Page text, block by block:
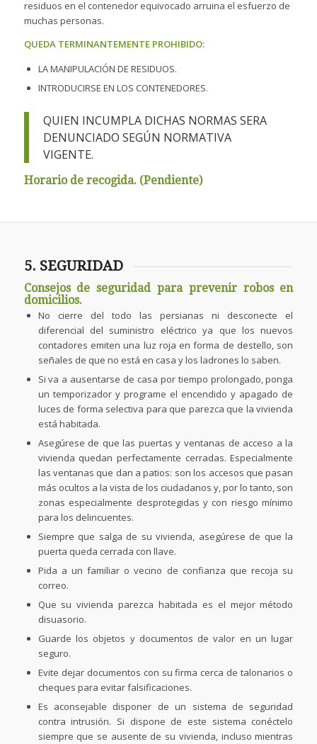
residuos en el contenedor equivocado arruina el esfuerzo de
muchas personas.
QUEDA TERMINANTEMENTE PROHIBIDO:
LA MANIPULACIÓN DE RESIDUOS.
INTRODUCIRSE EN LOS CONTENEDORES.
QUIEN INCUMPLA DICHAS NORMAS SERA
DENUNCIADO SEGÚN NORMATIVA
VIGENTE.
Horario de recogida. (Pendiente)
5. SEGURIDAD
Consejos de seguridad para prevenir robos en
domicilios.
No cierre del todo las persianas ni desconecte el
diferencial del suministro eléctrico ya que los nuevos
contadores emiten una luz roja en forma de destello, son
señales de que no está en casa y los ladrones lo saben.
Si va a ausentarse de casa por tiempo prolongado, ponga
un temporizador y programe el encendido y apagado de
luces de forma selectiva para que parezca que la vivienda
está habitada.
Asegúrese de que las puertas y ventanas de acceso a la
vivienda quedan perfectamente cerradas. Especialmente
las ventanas que dan a patios: son los accesos que pasan
más ocultos a la vista de los ciudadanos y, por lo tanto, son
zonas especialmente desprotegidas y con riesgo mínimo
para los delincuentes.
Siempre que salga de su vivienda, asegúrese de que la
puerta queda cerrada con llave.
Pida a un familiar o vecino de confianza que recoja su
correo.
Que su vivienda parezca habitada es el mejor método
disuasorio.
Guarde los objetos y documentos de valor en un lugar
seguro.
Evite dejar documentos con su firma cerca de talonarios o
cheques para evitar falsificaciones.
Es aconsejable disponer de un sistema de seguridad
contra intrusión. Si dispone de este sistema conéctelo
siempre que se ausente de su vivienda, incluso mientras